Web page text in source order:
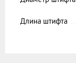
Длина штифта